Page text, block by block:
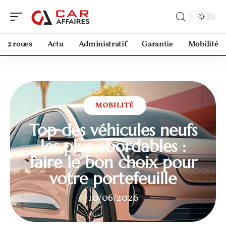
2 roues Actu Administratif Garantie Mobilité
MOBILITÉ
Top des véhicules neufs
les plus abordables :
faire le bon choix pour
votre portefeuille
10/06/2026